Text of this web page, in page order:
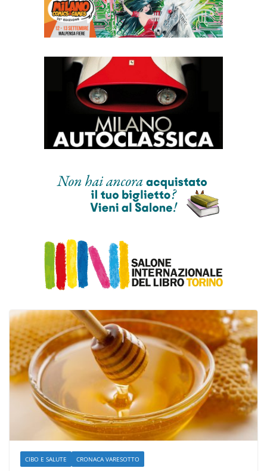
CIBO E SALUTE CRONACA VARESOTTO